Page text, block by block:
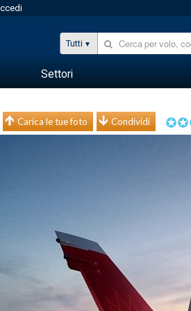
Tutti
Settori
Carica le tue foto Condividi